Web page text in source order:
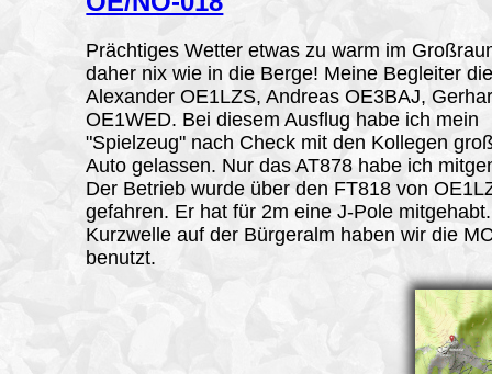
Prächtiges Wetter etwas zu warm im
daher nix wie in die Berge! Meine Begleiter
Alexander OE1LZS, Andreas OE3BAJ,
OE1WED. Bei diesem Ausflug habe ich mein
"Spielzeug" nach Check mit den Kollegen
Auto gelassen. Nur das AT878 habe ich
Der Betrieb wurde über den FT818 von
gefahren. Er hat für 2m eine J-Pole
Kurzwelle auf der Bürgeralm haben wir die
benutzt.